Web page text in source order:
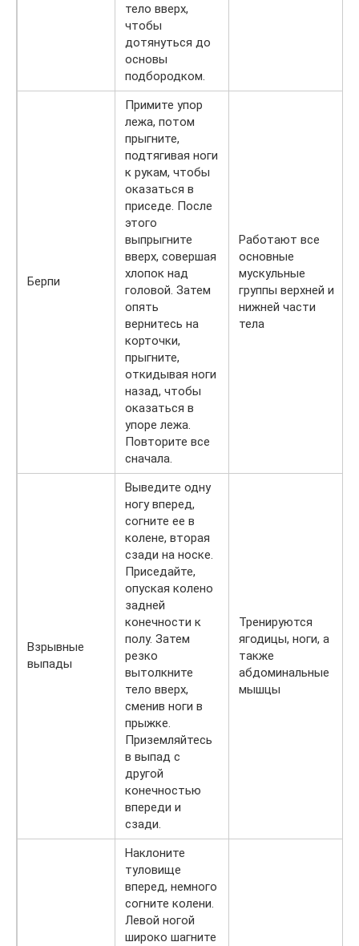
тело вверх,
чтобы
дотянуться до
основы
подбородком.
Берпи
Примите упор
лежа, потом
прыгните,
подтягивая ноги
к рукам, чтобы
оказаться в
приседе. После
этого
выпрыгните
вверх, совершая
хлопок над
головой. Затем
опять
вернитесь на
корточки,
прыгните,
откидывая ноги
назад, чтобы
оказаться в
упоре лежа.
Повторите все
сначала.
Работают все
основные
мускульные
группы верхней и
нижней части
тела
Взрывные
выпады
Выведите одну
ногу вперед,
согните ее в
колене, вторая
сзади на носке.
Приседайте,
опуская колено
задней
конечности к
полу. Затем
резко
вытолкните
тело вверх,
сменив ноги в
прыжке.
Приземляйтесь
в выпад с
другой
конечностью
впереди и
сзади.
Тренируются
ягодицы, ноги, а
также
абдоминальные
мышцы
Наклоните
туловище
вперед, немного
согните колени.
Левой ногой
широко шагните